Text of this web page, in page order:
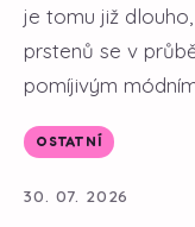
je tomu již
prstenů se v
pomíjivým
OSTATNÍ
30. 07. 2026